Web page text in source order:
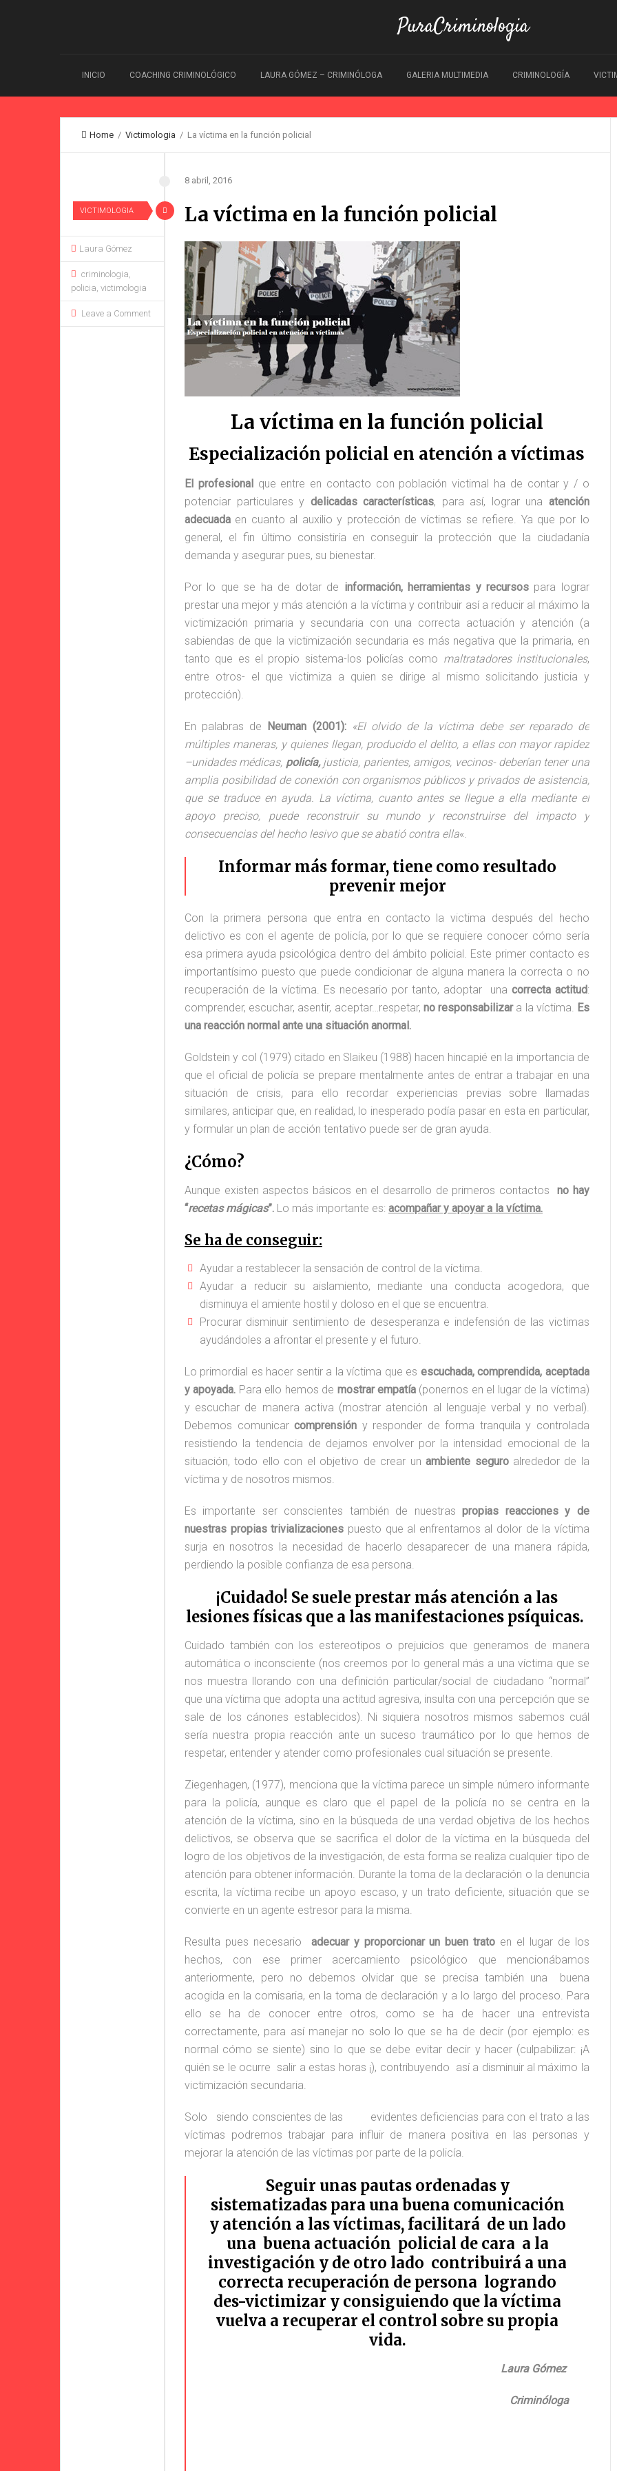
PuraCriminologia
INICIO COACHING CRIMINOLÓGICO LAURA GÓMEZ – CRIMINÓLOGA GALERIA MULTIMEDIA CRIMINOLOGÍA
Home / Victimologia / La víctima en la función policial
VICTIMOLOGIA
8 abril, 2016
La víctima en la función policial
Laura Gómez
criminologia,
policia, victimologia
Leave a Comment
La víctima en la función policial
Especialización policial en atención a víctimas
El profesionalque entre en contacto con población victimal ha de contar y / o
potenciar particulares y delicadas características, para así, lograr una atención
adecuada en cuanto al auxilio y protección de víctimas se refiere. Ya que por lo
general, el fin último consistiría en conseguir la protección que la ciudadanía
demanda y asegurar pues, su bienestar.
Por lo que se ha de dotar de información, herramientas y recursos para lograr
prestar una mejor y más atención a la víctima y contribuir así a reducir al máximo la
victimización primaria y secundaria con una correcta actuación y atención (a
sabiendas de que la victimización secundaria es más negativa que la primaria, en
tanto que es el propio sistema-los policías como maltratadores institucionales,
entre otros- el que victimiza a quien se dirige al mismo solicitando justicia y
protección).
En palabras de Neuman (2001): «El olvido de la víctima debe ser reparado de
múltiples maneras, y quienes llegan, producido el delito, a ellas con mayor rapidez
–unidades médicas, policía,justicia, parientes, amigos, vecinos- deberían tener una
amplia posibilidad de conexión con organismos públicos y privados de asistencia,
que se traduce en ayuda. La víctima, cuanto antes se llegue a ella mediante el
apoyo preciso, puede reconstruir su mundo y reconstruirse del impacto y
consecuencias del hecho lesivo que se abatió contra ella«.
Informar más formar, tiene como resultado
prevenir mejor
Con la primera persona que entra en contacto la victima después del hecho
delictivo es con el agente de policía, por lo que se requiere conocer cómo sería
esa primera ayuda psicológica dentro del ámbito policial. Este primer contacto es
importantísimo puesto que puede condicionar de alguna manera la correcta o no
recuperación de la víctima. Es necesario por tanto, adoptar una correcta actitud:
comprender, escuchar, asentir, aceptar…respetar, no responsabilizar a la víctima. Es
una reacción normal ante una situación anormal.
Goldstein y col (1979) citado en Slaikeu (1988) hacen hincapié en la importancia de
que el oficial de policía se prepare mentalmente antes de entrar a trabajar en una
situación de crisis, para ello recordar experiencias previas sobre llamadas
similares, anticipar que, en realidad, lo inesperado podía pasar en esta en particular,
y formular un plan de acción tentativo puede ser de gran ayuda.
¿Cómo?
Aunque existen aspectos básicos en el desarrollo de primeros contactosno hay
“recetas mágicas”. Lo más importante es: acompañar y apoyar a la víctima.
Se ha de conseguir:
Ayudar a restablecer la sensación de control de la víctima.
Ayudar a reducir su aislamiento, mediante una conducta acogedora, que
disminuya el amiente hostil y doloso en el que se encuentra.
Procurar disminuir sentimiento de desesperanza e indefensión de las victimas
ayudándoles a afrontar el presente y el futuro.
Lo primordial es hacer sentir a la víctima que es escuchada, comprendida, aceptada
y apoyada. Para ello hemos de mostrar empatía(ponernos en el lugar de la víctima)
y escuchar de manera activa (mostrar atención al lenguaje verbal y no verbal).
Debemos comunicarcomprensión y responder de forma tranquila y controlada
resistiendo la tendencia de dejarnos envolver por la intensidad emocional de la
situación, todo ello con el objetivo de crear unambiente seguroalrededor de la
víctima y de nosotros mismos.
Es importante ser conscientes también de nuestras propias reacciones y de
nuestras propias trivializaciones puesto que al enfrentarnos al dolor de la víctima
surja en nosotros la necesidad de hacerlo desaparecer de una manera rápida,
perdiendo la posible confianza de esa persona.
¡Cuidado! Se suele prestar más atención a las
lesiones físicas que a las manifestaciones psíquicas.
Cuidado también con los estereotipos o prejuicios que generamos de manera
automática o inconsciente (nos creemos por lo general más a una víctima que se
nos muestra llorando con una definición particular/social de ciudadano “normal”
que una víctima que adopta una actitud agresiva, insulta con una percepción que se
sale de los cánones establecidos). Ni siquiera nosotros mismos sabemos cuál
sería nuestra propia reacción ante un suceso traumático por lo que hemos de
respetar, entender y atender como profesionales cual situación se presente.
Ziegenhagen, (1977), menciona que la víctima parece un simple número informante
para la policía, aunque es claro que el papel de la policía no se centra en la
atención de la víctima, sino en la búsqueda de una verdad objetiva de los hechos
delictivos, se observa que se sacrifica el dolor de la víctima en la búsqueda del
logro de los objetivos de la investigación, de esta forma se realiza cualquier tipo de
atención para obtener información. Durante la toma de la declaración o la denuncia
escrita, la víctima recibe un apoyo escaso, y un trato deficiente, situación que se
convierte en un agente estresor para la misma.
Resulta pues necesario adecuar y proporcionar un buen trato en el lugar de los
hechos, con ese primer acercamiento psicológico que mencionábamos
anteriormente, pero no debemos olvidar que se precisa también una buena
acogida en la comisaria, en la toma de declaración y a lo largo del proceso. Para
ello se ha de conocer entre otros, como se ha de hacer una entrevista
correctamente, para así manejar no solo lo que se ha de decir (por ejemplo: es
normal cómo se siente) sino lo que se debe evitar decir y hacer (culpabilizar: ¡A
quién se le ocurre salir a estas horas ¡), contribuyendo así a disminuir al máximo la
victimización secundaria.
Solo siendo conscientes de las evidentes deficiencias para con el trato a las
víctimas podremos trabajar para influir de manera positiva en las personas y
mejorar la atención de las víctimas por parte de la policía.
Seguir unas pautas ordenadas y
sistematizadas para una buena comunicación
y atención a las víctimas, facilitará de un lado
una buena actuación policial de cara a la
investigación y de otro lado contribuirá a una
correcta recuperación de persona logrando
des-victimizar y consiguiendo que la víctima
vuelva a recuperar el control sobre su propia
vida.
Laura Gómez
Criminóloga
#20 Hugo
#Aquíhay1Criminologo
#18 María de Sebastián